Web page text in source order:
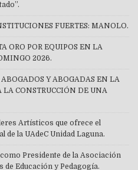
FUERTES: MANOLO.
ORO POR EQUIPOS EN LA
2026.
Y ABOGADAS EN LA
LA CONSTRUCCIÓN DE UNA
Artísticos que ofrece el
de la UAdeC Unidad Laguna.
Presidente de la Asociación
de Educación y Pedagogía.